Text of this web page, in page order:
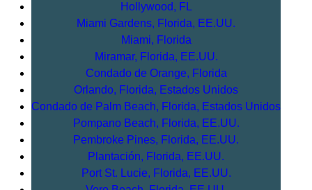
Hollywood, FL
Miami Gardens, Florida, EE.UU.
Miami, Florida
Miramar, Florida, EE.UU.
Condado de Orange, Florida
Orlando, Florida, Estados Unidos
Condado de Palm Beach, Florida, Estados Unidos
Pompano Beach, Florida, EE.UU.
Pembroke Pines, Florida, EE.UU.
Plantación, Florida, EE.UU.
Port St. Lucie, Florida, EE.UU.